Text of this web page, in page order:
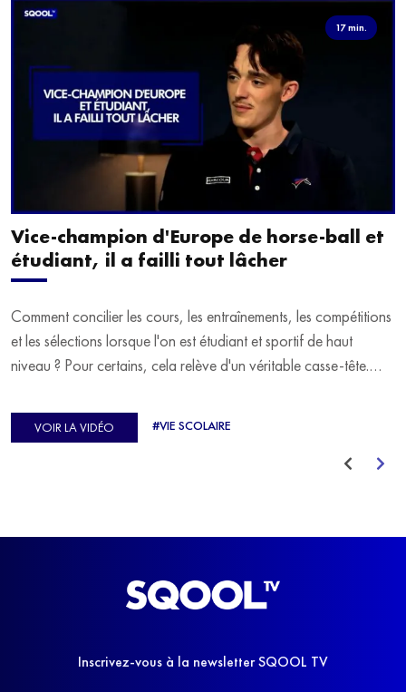
17 min.
Vice-champion d'Europe de horse-ball et
étudiant, il a failli tout lâcher
Comment concilier les cours, les entraînements, les compétitions
et les sélections lorsque l'on est étudiant et sportif de haut
niveau ? Pour certains, cela relève d'un véritable casse-tête.
d'Europe de Horse-ball, qui a failli abandonner ses études
avant de trouver un nouvel équilibre.
VOIR LA VIDÉO #VIE SCOLAIRE
Inscrivez-vous à la newsletter SQOOL TV